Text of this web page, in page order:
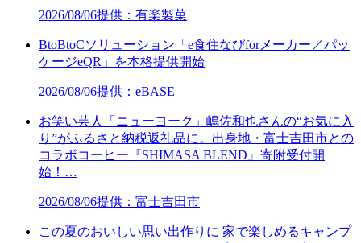
2026/08/06提供：有楽製菓
BtoBtoCソリューション「e食住なびforメーカー／パッ
ケージeQR」を本格提供開始
2026/08/06提供：eBASE
お笑い芸人「ニューヨーク」嶋佐和也さんの“お気に入
り”がふるさと納税返礼品に。出身地・富士吉田市との
コラボコーヒー『SHIMASA BLEND』寄附受付開
始！…
2026/08/06提供：富士吉田市
この夏のおいしい思い出作りに 家で楽しめるキャンプ